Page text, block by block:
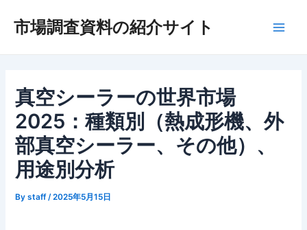
市場調査資料の紹介サイト
真空シーラーの世界市場
2025：種類別（熱成形機、外
部真空シーラー、その他）、
用途別分析
Bystaff /2025年5月15日